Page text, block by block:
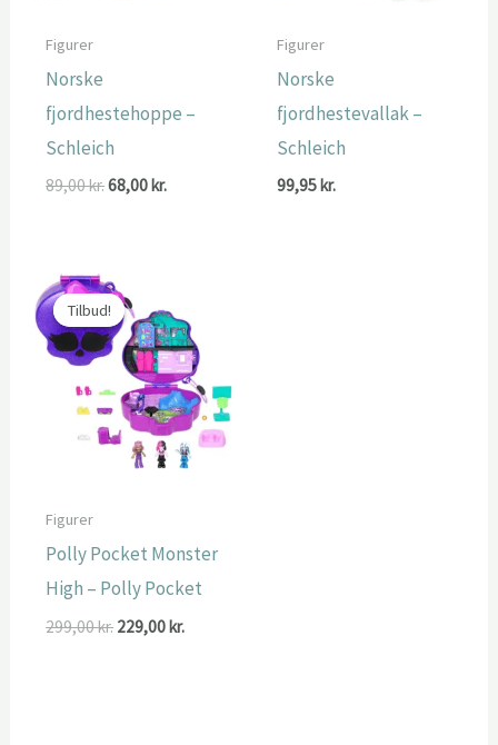
Figurer
Norske
fjordhestehoppe –
Schleich
89,00kr.Den
68,00 kr.Den
Figurer
Norske
fjordhestevallak –
Schleich
99,95 kr.
Tilbud!
Tilbud!
Figurer
Polly Pocket Monster
High – Polly Pocket
299,00kr. Den
229,00kr.Den